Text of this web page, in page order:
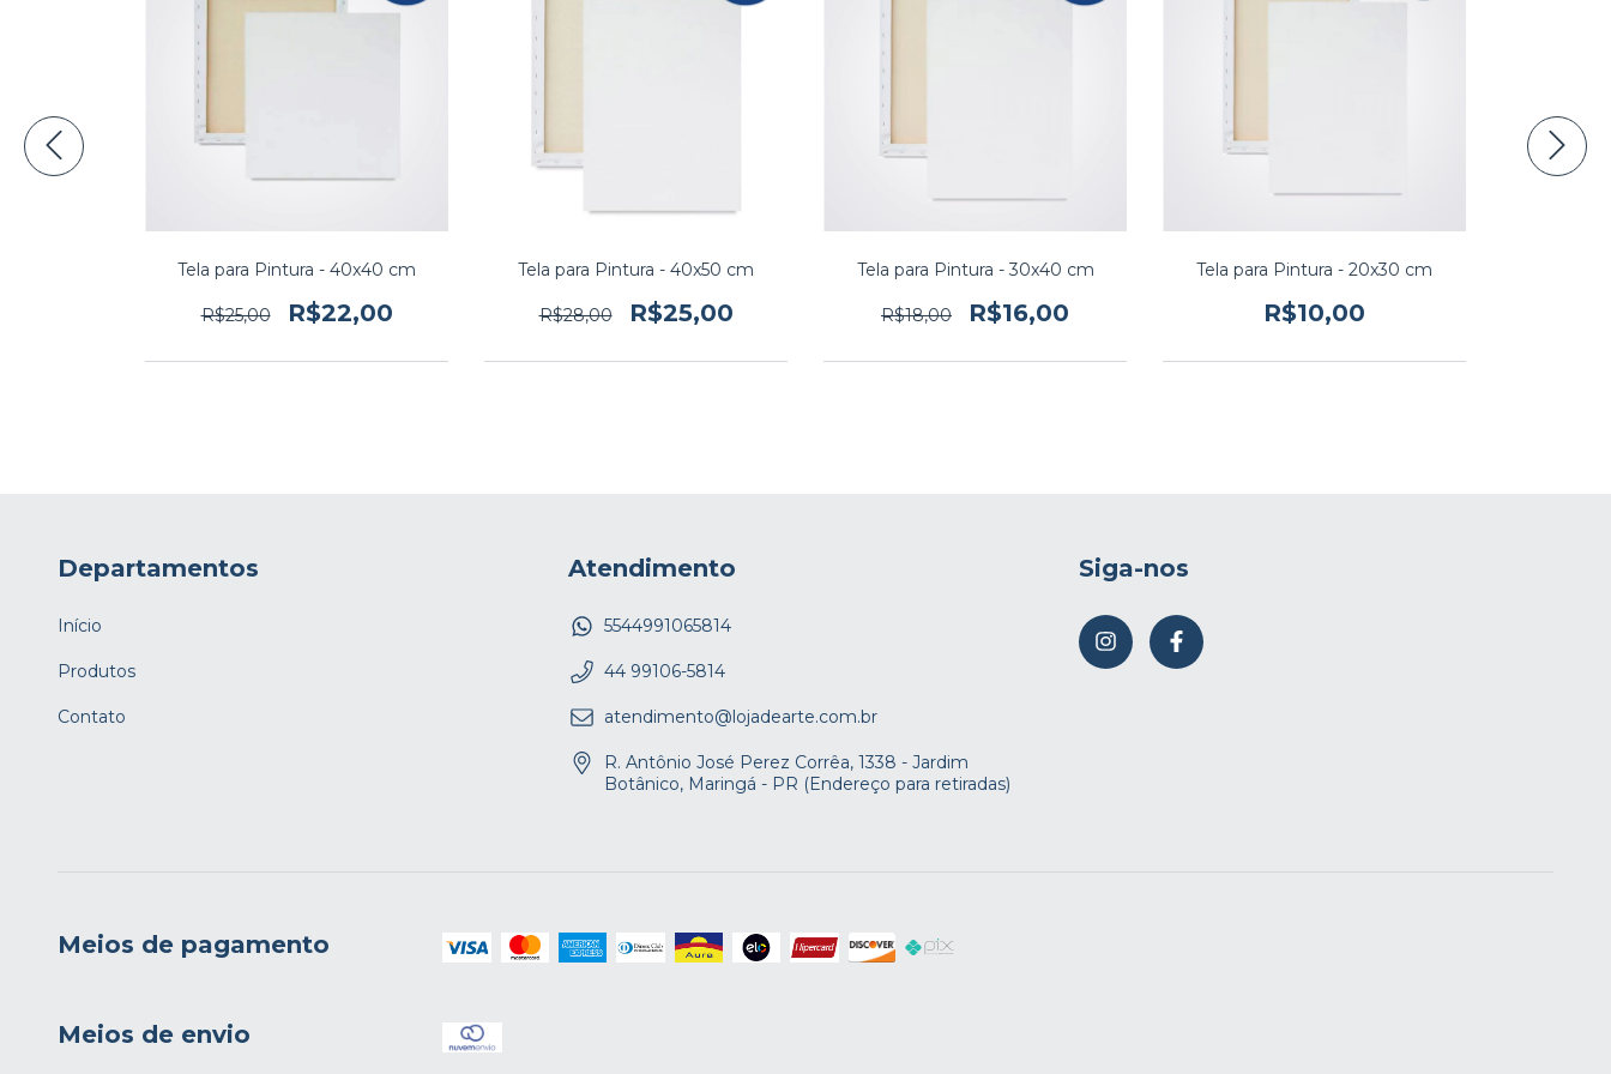
Tela para Pintura - 40x40 cm
R$25,00 R$22,00
Tela para Pintura - 40x50 cm
R$28,00 R$25,00
Tela para Pintura - 30x40 cm
R$18,00 R$16,00
Tela para Pintura - 20x30 cm
R$10,00
Departamentos
Início
Produtos
Contato
Atendimento
5544991065814
44 99106-5814
atendimento@lojadearte.com.br
R. Antônio José Perez Corrêa, 1338 - Jardim
Botânico, Maringá - PR (Endereço para retiradas)
Siga-nos
Meios de pagamento
Meios de envio